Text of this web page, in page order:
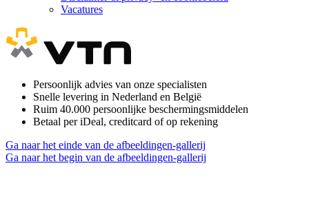
Vacatures
Persoonlijk advies van onze specialisten
Snelle levering in Nederland en België
Ruim 40.000 persoonlijke beschermingsmiddelen
Betaal per iDeal, creditcard of op rekening
Ga naar het einde van de afbeeldingen-gallerij
Ga naar het begin van de afbeeldingen-gallerij